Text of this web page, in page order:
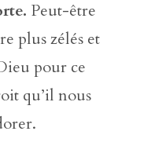
Peut-être
plus zélés et
pour ce
qu’il nous